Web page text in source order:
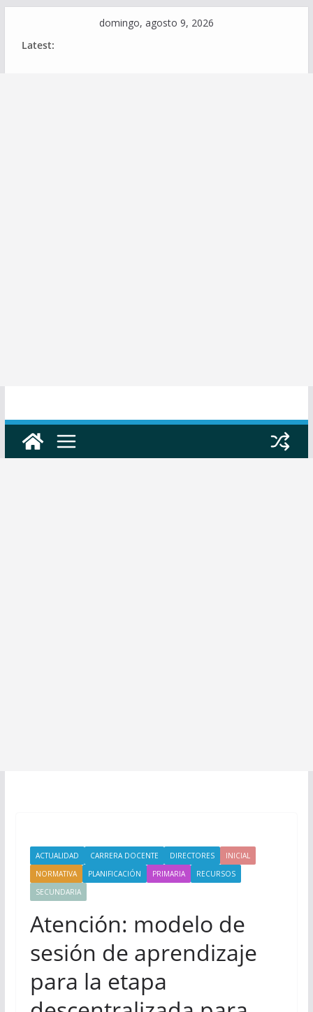
domingo, agosto 9, 2026
Latest:
ACTUALIDAD CARRERA DOCENTE DIRECTORES
INICIAL
NORMATIVA
PLANIFICACIÓN PRIMARIA
RECURSOS
SECUNDARIA
Atención: modelo de
sesión de aprendizaje
para la etapa